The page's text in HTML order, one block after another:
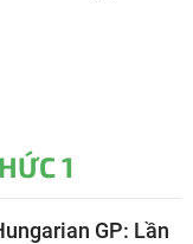
1
GP: Lần